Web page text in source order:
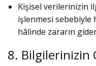
Kişisel verilerinizin
işlenmesi sebebiyle
hâlinde zararın
8. Bilgilerinizin